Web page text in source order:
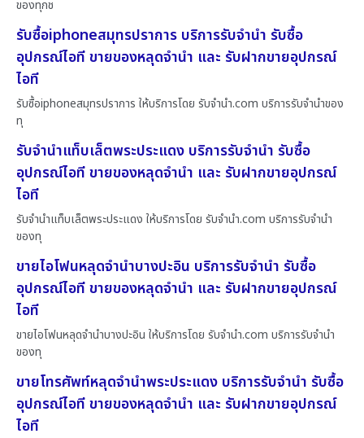
ของทุกช
รับซื้อiphoneสมุทรปราการ บริการรับจำนำ รับซื้อ
อุปกรณ์ไอที ขายของหลุดจำนำ และ รับฝากขายอุปกรณ์
ไอที
รับซื้อiphoneสมุทรปราการ ให้บริการโดย รับจํานํา.com บริการรับจำนำของ
ทุ
รับจำนำแท็บเล็ตพระประแดง บริการรับจำนำ รับซื้อ
อุปกรณ์ไอที ขายของหลุดจำนำ และ รับฝากขายอุปกรณ์
ไอที
รับจำนำแท็บเล็ตพระประแดง ให้บริการโดย รับจํานํา.com บริการรับจำนำ
ของทุ
ขายไอโฟนหลุดจำนำบางปะอิน บริการรับจำนำ รับซื้อ
อุปกรณ์ไอที ขายของหลุดจำนำ และ รับฝากขายอุปกรณ์
ไอที
ขายไอโฟนหลุดจำนำบางปะอิน ให้บริการโดย รับจํานํา.com บริการรับจำนำ
ของทุ
ขายโทรศัพท์หลุดจำนำพระประแดง บริการรับจำนำ รับซื้อ
อุปกรณ์ไอที ขายของหลุดจำนำ และ รับฝากขายอุปกรณ์
ไอที